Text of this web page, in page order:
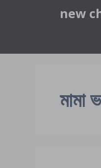
new
মামা